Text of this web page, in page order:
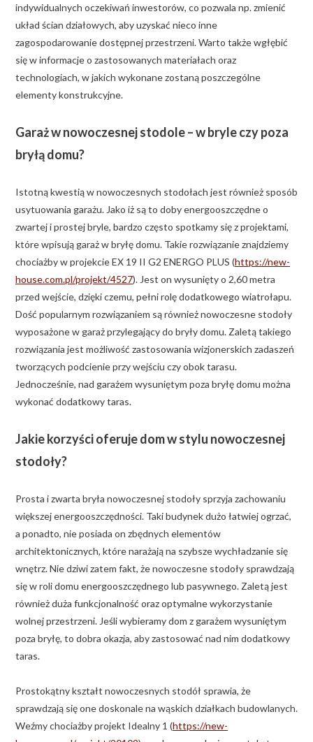
indywidualnych oczekiwań inwestorów, co pozwala np. zmienić
układ ścian działowych, aby uzyskać nieco inne
zagospodarowanie dostępnej przestrzeni. Warto także wgłębić
się w informacje o zastosowanych materiałach oraz
technologiach, w jakich wykonane zostaną poszczególne
elementy konstrukcyjne.
Garaż w nowoczesnej stodole – w bryle czy poza
bryłą domu?
Istotną kwestią w nowoczesnych stodołach jest również sposób
usytuowania garażu. Jako iż są to doby energooszczędne o
zwartej i prostej bryle, bardzo często spotkamy się z projektami,
które wpisują garaż w bryłę domu. Takie rozwiązanie znajdziemy
chociażby w projekcie EX 19 II G2 ENERGO PLUS (https://new-
house.com.pl/projekt/4527). Jest on wysunięty o 2,60 metra
przed wejście, dzięki czemu, pełni rolę dodatkowego wiatrołapu.
Dość popularnym rozwiązaniem są również nowoczesne stodoły
wyposażone w garaż przylegający do bryły domu. Zaletą takiego
rozwiązania jest możliwość zastosowania wizjonerskich zadaszeń
tworzących podcienie przy wejściu czy obok tarasu.
Jednocześnie, nad garażem wysuniętym poza bryłę domu można
wykonać dodatkowy taras.
Jakie korzyści oferuje dom w stylu nowoczesnej
stodoły?
Prosta i zwarta bryła nowoczesnej stodoły sprzyja zachowaniu
większej energooszczędności. Taki budynek dużo łatwiej ogrzać,
a ponadto, nie posiada on zbędnych elementów
architektonicznych, które narażają na szybsze wychładzanie się
wnętrz. Nie dziwi zatem fakt, że nowoczesne stodoły sprawdzają
się w roli domu energooszczędnego lub pasywnego. Zaletą jest
również duża funkcjonalność oraz optymalne wykorzystanie
wolnej przestrzeni. Jeśli wybieramy dom z garażem wysuniętym
poza bryłę, to dobra okazja, aby zastosować nad nim dodatkowy
taras.
Prostokątny kształt nowoczesnych stodół sprawia, że
sprawdzają się one doskonale na wąskich działkach budowlanych.
Weźmy chociażby projekt Idealny 1 (https://new-